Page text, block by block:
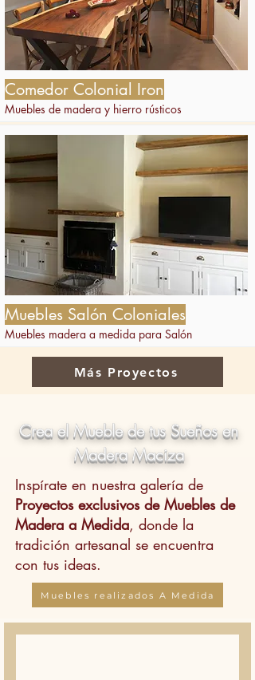
Comedor Colonial Iron
Muebles de madera y hierro rústicos
Muebles Salón Coloniales
Muebles madera a medida para Salón
Más Proyectos
Crea el Mueble de tus Sueños en
Madera Maciza
Inspírate en nuestra galería de
Proyectos exclusivos de Muebles de
Madera a Medida, donde la
tradición artesanal se encuentra
con tus ideas.
Muebles realizados A Medida